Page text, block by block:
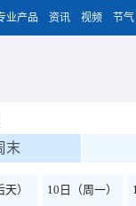
业产品 资讯 视频 节气
末
） 10日（周一）